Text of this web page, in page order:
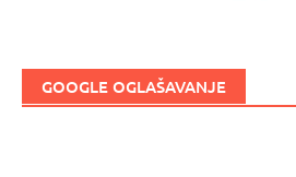
GOOGLE OGLAŠAVANJE